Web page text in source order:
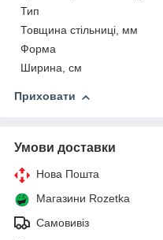
Тип
Товщина стільниці, мм
Форма
Ширина, см
Приховати
Умови доставки
Нова Пошта
Магазини Rozetka
Самовивіз